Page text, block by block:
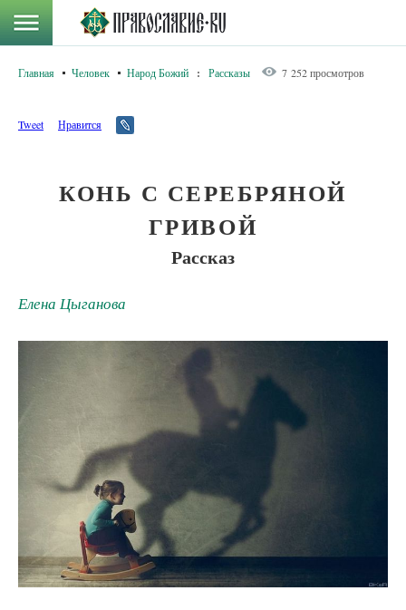
Главная Человек Народ Божий : Рассказы 7 252 просмотров
Tweet Нравится
КОНЬ С СЕРЕБРЯНОЙ
ГРИВОЙ
Рассказ
Елена Цыганова